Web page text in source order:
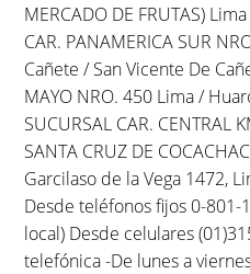
MERCADO DE FRUTAS)
CAR. PANAMERICA SUR
Cañete / San Vicente De
MAYO NRO. 450 Lima /
SUCURSAL CAR. CENTRAL
SANTA CRUZ DE
Garcilaso de la Vega 1472,
Desde teléfonos fijos 0-
local) Desde celulares
telefónica -De lunes a